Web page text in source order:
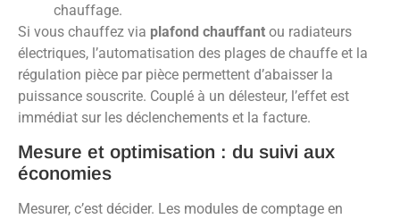
chauffage.
Si vous chauffez via plafond chauffant ou radiateurs
électriques, l’automatisation des plages de chauffe et la
régulation pièce par pièce permettent d’abaisser la
puissance souscrite. Couplé à un délesteur, l’effet est
immédiat sur les déclenchements et la facture.
Mesure et optimisation : du suivi aux
économies
Mesurer, c’est décider. Les modules de comptage en